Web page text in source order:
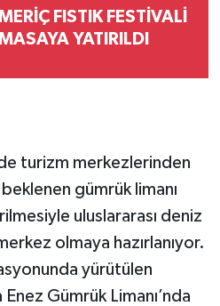
FISTIK FESTİVALİ
YATIRILDI
turizm merkezlerinden
gümrük limanı
uluslararası deniz
olmaya hazırlanıyor.
yürütülen
Gümrük Limanı’nda